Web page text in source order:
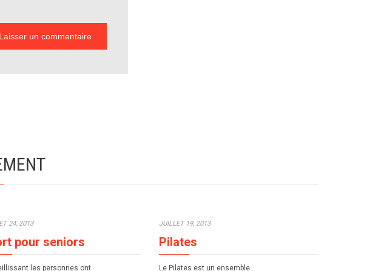
24, 2013
pour seniors
les personnes ont
JUILLET 19, 2013
Pilates
Le Pilates est un ensemble